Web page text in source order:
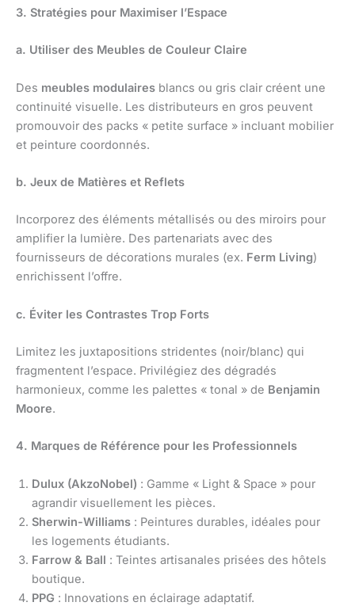
3. Stratégies pour Maximiser l’Espace
a. Utiliser des Meubles de Couleur Claire
Des meubles modulaires blancs ou gris clair créent une
continuité visuelle. Les distributeurs en gros peuvent
promouvoir des packs « petite surface » incluant mobilier
et peinture coordonnés.
b. Jeux de Matières et Reflets
Incorporez des éléments métallisés ou des miroirs pour
amplifier la lumière. Des partenariats avec des
fournisseurs de décorations murales (ex. Ferm Living)
enrichissent l’offre.
c. Éviter les Contrastes Trop Forts
Limitez les juxtapositions stridentes (noir/blanc) qui
fragmentent l’espace. Privilégiez des dégradés
harmonieux, comme les palettes « tonal » de Benjamin
Moore.
4. Marques de Référence pour les Professionnels
Dulux (AkzoNobel) : Gamme « Light & Space » pour
agrandir visuellement les pièces.
Sherwin-Williams : Peintures durables, idéales pour
les logements étudiants.
Farrow & Ball : Teintes artisanales prisées des hôtels
boutique.
PPG : Innovations en éclairage adaptatif.